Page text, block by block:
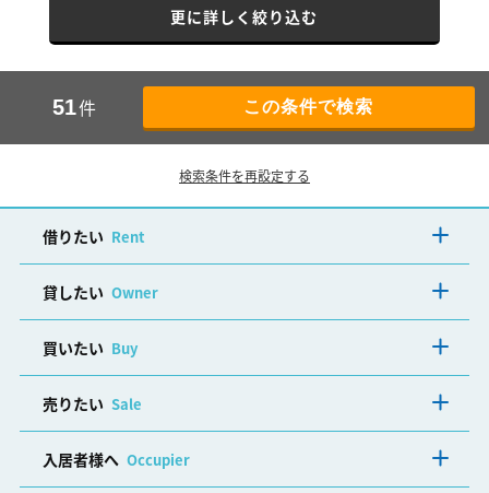
更に詳しく絞り込む
51件
検索条件を再設定する
借りたい Rent
貸したい Owner
買いたい Buy
売りたい Sale
入居者様へ Occupier